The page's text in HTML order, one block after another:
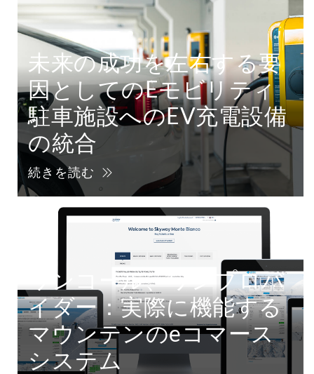
未来の成功を左右する要
因としてのEモビリティ
駐車施設へのEV充電設備
の統合
続きを読む
ワンコール、ワンプロバ
イダー：実際に機能する
マウンテンのeコマース
システム